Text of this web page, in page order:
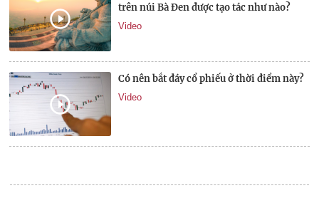
trên núi Bà Đen được tạo tác như nào?
Video
Có nên bắt đáy cổ phiếu ở thời điểm này?
Video